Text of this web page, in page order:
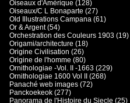
Oiseaux d'Amérique (128)
Oiseaux/C L Bonaparte (27)
Old Illustrations Campana (61)
Or & Argent (54)
Orchestration des Couleurs 1903 (19)
Origami/architecture (18)
Origine Civilisation (26)
Origine de l'homme (80)
Ornithologiae -Vol. II -1663 (229)
Ornithologiae 1600 Vol II (268)
Panaché web images (72)
Panckoekeok (277)
Panorama de l'Histoire du Siecle (25)